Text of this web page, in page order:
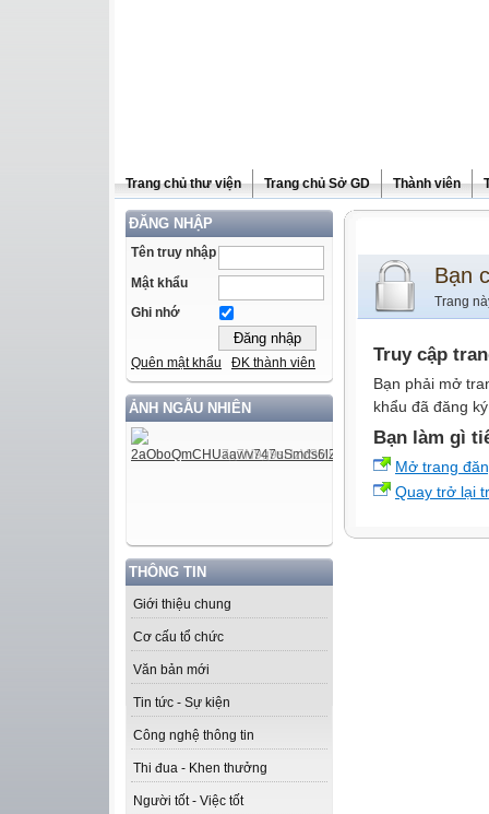
Trang chủ thư viện Trang chủ Sở GD Thành viên
ĐĂNG NHẬP
Tên truy nhập
Mật khẩu
Ghi nhớ
Quên mật khẩu ĐK thành viên
ẢNH NGẪU NHIÊN
THÔNG TIN
Giới thiệu chung
Cơ cấu tổ chức
Văn bản mới
Tin tức - Sự kiện
Công nghệ thông tin
Thi đua - Khen thưởng
Người tốt - Việc tốt
Bạn
Trang
Truy cập
Bạn phải mở
khẩu đã đăng
Bạn làm gì
Mở trang
Quay trở lại